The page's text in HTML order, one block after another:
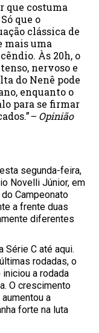
que costuma
que o
clássica de
mais uma
Às 20h, o
nervoso e
do Nenê pode
enquanto o
para se firmar
– Opinião
segunda-feira,
Novelli Júnior, em
Campeonato
a frente duas
diferentes
Série C até aqui.
rodadas, o
a rodada
O crescimento
a
forte na luta